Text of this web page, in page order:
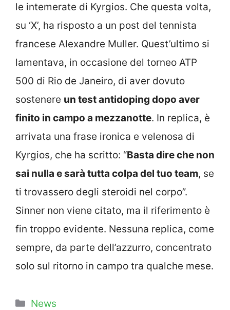
le intemerate di Kyrgios. Che questa volta,
su ‘X’, ha risposto a un post del tennista
francese Alexandre Muller. Quest’ultimo si
lamentava, in occasione del torneo ATP
500 di Rio de Janeiro, di aver dovuto
sostenere un test antidoping dopo aver
finito in campo a mezzanotte. In replica, è
arrivata una frase ironica e velenosa di
Kyrgios, che ha scritto: “Basta dire che non
sai nulla e sarà tutta colpa del tuo team, se
ti trovassero degli steroidi nel corpo”.
Sinner non viene citato, ma il riferimento è
fin troppo evidente. Nessuna replica, come
sempre, da parte dell’azzurro, concentrato
solo sul ritorno in campo tra qualche mese.
Categorie
News